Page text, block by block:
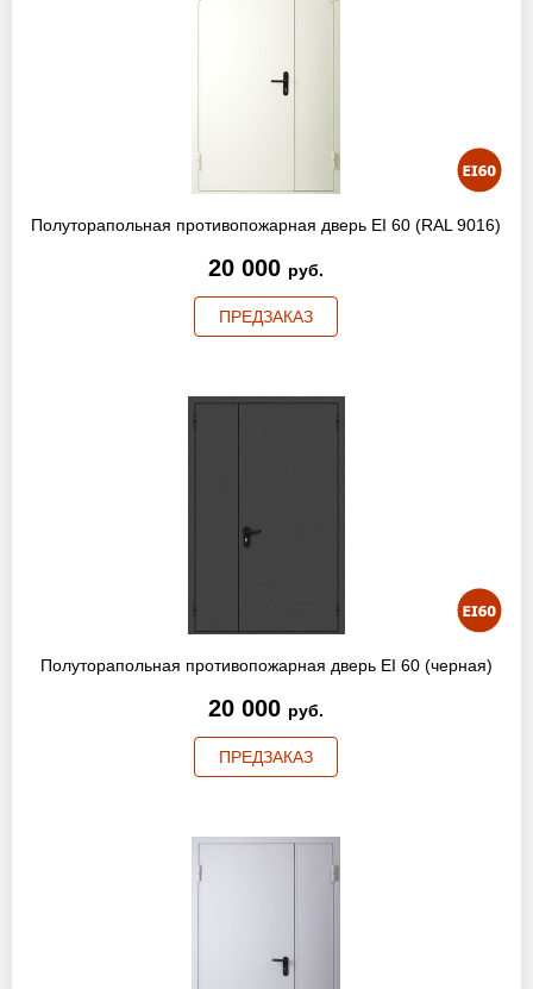
Полуторапольная противопожарная дверь EI 60 (RAL 9016)
20 000 руб.
ПРЕДЗАКАЗ
Полуторапольная противопожарная дверь EI 60 (черная)
20 000 руб.
ПРЕДЗАКАЗ